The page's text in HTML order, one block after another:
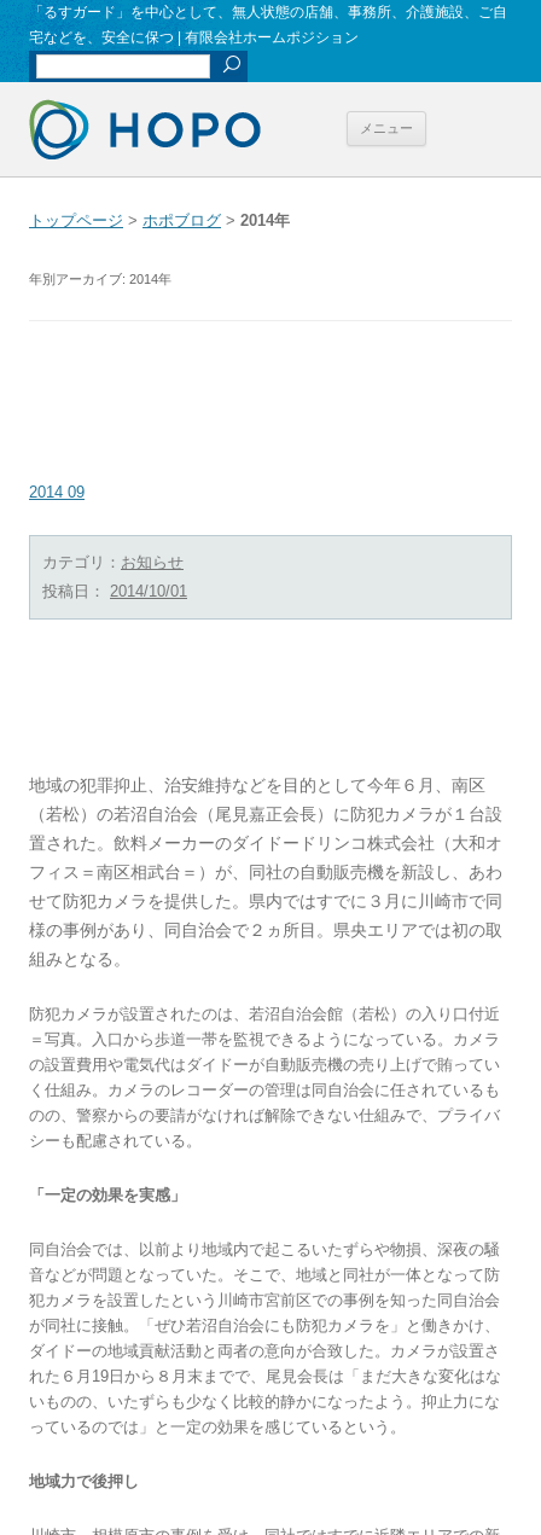
「るすガード」を中心として、無人状態の店舗、事務所、介護施設、ご自
宅などを、安全に保つ | 有限会社ホームポジション
メニュー
トップページ > ホポブログ > 2014年
年別アーカイブ: 2014年
2014 09
カテゴリ： お知らせ
投稿日： 2014/10/01
地域の犯罪抑止、治安維持などを目的として今年６月、南区
（若松）の若沼自治会（尾見嘉正会長）に防犯カメラが１台設
置された。飲料メーカーのダイドードリンコ株式会社（大和オ
フィス＝南区相武台＝）が、同社の自動販売機を新設し、あわ
せて防犯カメラを提供した。県内ではすでに３月に川崎市で同
様の事例があり、同自治会で２ヵ所目。県央エリアでは初の取
組みとなる。
防犯カメラが設置されたのは、若沼自治会館（若松）の入り口付近
＝写真。入口から歩道一帯を監視できるようになっている。カメラ
の設置費用や電気代はダイドーが自動販売機の売り上げで賄ってい
く仕組み。カメラのレコーダーの管理は同自治会に任されているも
のの、警察からの要請がなければ解除できない仕組みで、プライバ
シーも配慮されている。
「一定の効果を実感」
同自治会では、以前より地域内で起こるいたずらや物損、深夜の騒
音などが問題となっていた。そこで、地域と同社が一体となって防
犯カメラを設置したという川崎市宮前区での事例を知った同自治会
が同社に接触。「ぜひ若沼自治会にも防犯カメラを」と働きかけ、
ダイドーの地域貢献活動と両者の意向が合致した。カメラが設置さ
れた６月19日から８月末までで、尾見会長は「まだ大きな変化はな
いものの、いたずらも少なく比較的静かになったよう。抑止力にな
っているのでは」と一定の効果を感じているという。
地域力で後押し